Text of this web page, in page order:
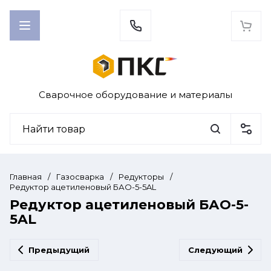
Сварочное оборудование и материалы
Главная / Газосварка / Редукторы
/
Редуктор ацетиленовый БАО-5-5AL
Редуктор ацетиленовый БАО-5-
5AL
Предыдущий Следующий